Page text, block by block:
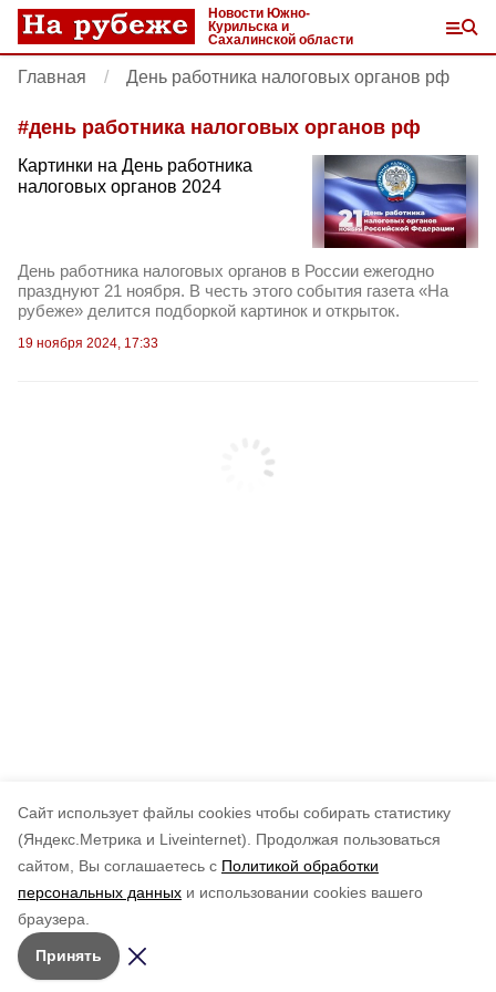
Cайт использует файлы cookies чтобы собирать статистику
(Яндекс.Метрика и Liveinternet).
Продолжая пользоваться
сайтом, Вы соглашаетесь с Политикой обработки
персональных данных и использовании cookies вашего
браузера.
Принять
Новости Южно-
Курильска и
Сахалинской области
Главная День работника налоговых органов рф
#день работника налоговых органов рф
Картинки на День работника
налоговых органов 2024
День работника налоговых органов в России ежегодно
празднуют 21 ноября. В честь этого события газета «На
рубеже» делится подборкой картинок и открыток.
19 ноября 2024, 17:33